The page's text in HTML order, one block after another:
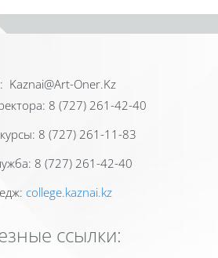
Kaznai@Art-Oner.Kz
8 (727) 261-42-40
8 (727) 261-11-83
8 (727) 261-42-40
college.kaznai.kz
ссылки: